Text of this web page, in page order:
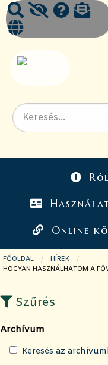
Online
FŐOLDAL
HÍREK
JELENLEGI OLDAL:
HOGYAN HASZNÁLHATOM A
Szűrés
Archívum
Keresés az